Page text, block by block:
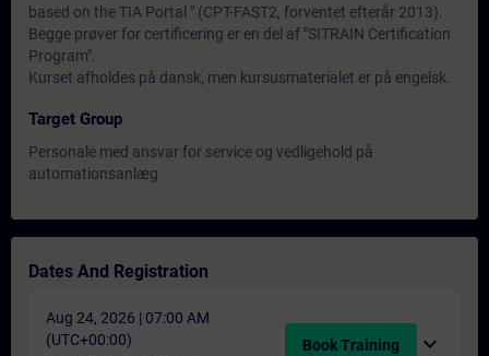
based on the TIA Portal " (CPT-FAST2, forventet efterår 2013).
Begge prøver for certificering er en del af "SITRAIN Certification
Program".
Kurset afholdes på dansk, men kursusmaterialet er på engelsk.
Target Group
Personale med ansvar for service og vedligehold på
automationsanlæg
Dates And Registration
Aug 24, 2026 | 07:00 AM
(UTC+00:00)
Book Training expand_more